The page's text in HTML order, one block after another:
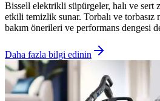
Bissell elektrikli süpürgeler, halı ve sert
etkili temizlik sunar. Torbalı ve torbasız
bakım önerileri ve performans dengesi
Daha fazla bilgi edinin